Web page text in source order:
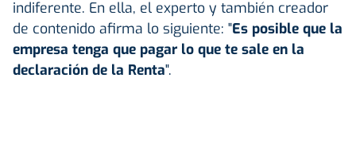
indiferente. En ella, el experto y también creador
de contenido afirma lo siguiente: "Es posible que la
empresa tenga que pagar lo que te sale en la
declaración de la Renta".